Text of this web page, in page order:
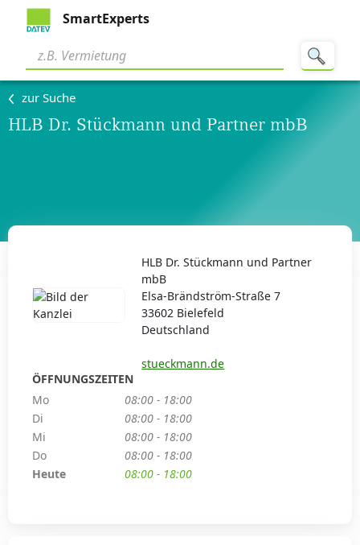
SmartExperts
zur Suche
HLB Dr. Stückmann und Partner mbB
HLB Dr. Stückmann und Partner
mbB
Elsa-Brändström-Straße 7
33602 Bielefeld
Deutschland
stueckmann.de
ÖFFNUNGSZEITEN
Mo
08:00 - 18:00
Di
08:00 - 18:00
Mi
08:00 - 18:00
Do
08:00 - 18:00
Heute
08:00 - 18:00